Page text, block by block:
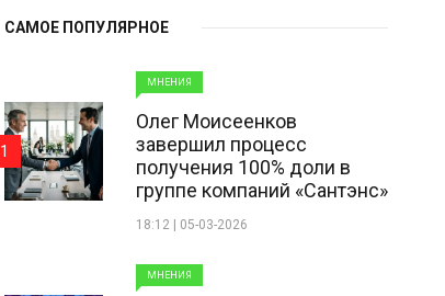
САМОЕ ПОПУЛЯРНОЕ
МНЕНИЯ
Олег Моисеенков
завершил процесс
получения 100% доли в
группе компаний «Сантэнс»
18:12 | 05-03-2026
1
МНЕНИЯ